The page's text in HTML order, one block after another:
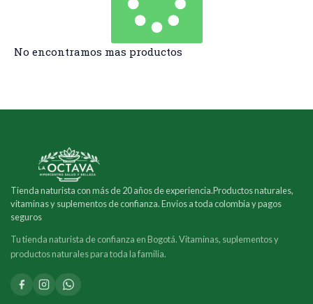
No encontramos mas productos
Tienda naturista con más de 20 años de experiencia.Productos naturales,
vitaminas y suplementos de confianza. Envios a toda colombia y pagos
seguros
Tu tienda naturista de confianza en Bogotá. Vitaminas, suplementos y
productos naturales para toda la familia.